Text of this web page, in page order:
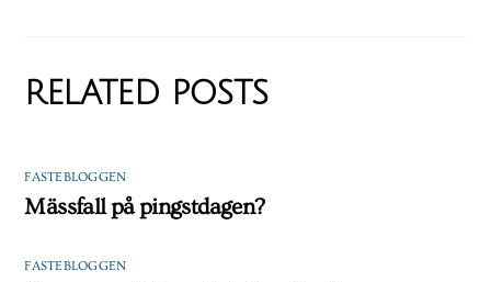
RELATED POSTS
FASTEBLOGGEN
Mässfall på pingstdagen?
FASTEBLOGGEN